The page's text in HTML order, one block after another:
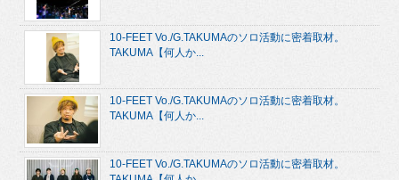
10-FEET Vo./G.TAKUMAのソロ活動に密着取材。
TAKUMA【何人か...
10-FEET Vo./G.TAKUMAのソロ活動に密着取材。
TAKUMA【何人か...
10-FEET Vo./G.TAKUMAのソロ活動に密着取材。